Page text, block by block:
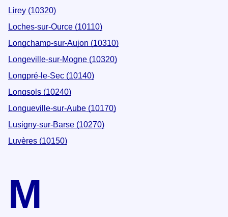
Lirey (10320)
Loches-sur-Ource (10110)
Longchamp-sur-Aujon (10310)
Longeville-sur-Mogne (10320)
Longpré-le-Sec (10140)
Longsols (10240)
Longueville-sur-Aube (10170)
Lusigny-sur-Barse (10270)
Luyères (10150)
M